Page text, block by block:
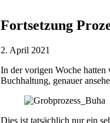
Fortsetzung
2. April 2021
In der vorigen Woche hatten
Buchhaltung, genauer
Dies ist tatsächlich nur ein